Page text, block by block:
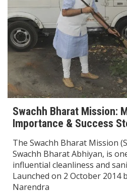
Swachh Bharat Mission:
Importance & Success
The Swachh Bharat Mission
Swachh Bharat Abhiyan, is
influential cleanliness and
Launched on 2 October 2014
Narendra